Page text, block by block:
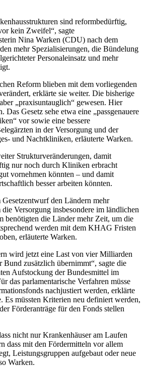
sind reformbedürftig,
kein Zweifel“, sagte
Nina Warken (CDU) nach dem
mehr Spezialisierungen, die Bündelung
Personaleinsatz und mehr
Reform blieben mit dem vorliegenden
erklärte sie weiter. Die bisherige
„praxisuntauglich“ gewesen. Hier
Das Gesetz sehe etwa eine „passgenauere
vor sowie eine bessere
in der Versorgung und der
und Nachtkliniken, erläuterte Warken.
Strukturveränderungen, damit
nur noch durch Kliniken erbracht
vornehmen könnten – und damit
besser arbeiten könnten.
den Ländern mehr
Versorgung insbesondere im ländlichen
benötigten die Länder mehr Zeit, um die
werden mit dem KHAG Fristen
erläuterte Warken.
wird jetzt eine Last von vier Milliarden
Bund zusätzlich übernimmt“, sagte die
Aufstockung der Bundesmittel im
das parlamentarische Verfahren müsse
nachjustiert werden, erklärte
Es müssten Kriterien neu definiert werden,
Förderanträge für den Fonds stellen
nicht nur Krankenhäuser am Laufen
dass mit den Fördermitteln vor allem
Leistungsgruppen aufgebaut oder neue
Warken.